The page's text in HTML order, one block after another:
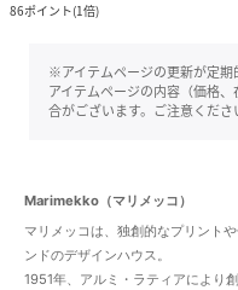
86ポイント(1倍)
※アイテムページの更新が定期
アイテムページの内容（価格
合がございます。ご注意くださ
Marimekko（マリメッコ）
マリメッコは、独創的なプリント
ンドのデザインハウス。
1951年、アルミ・ラティアにより